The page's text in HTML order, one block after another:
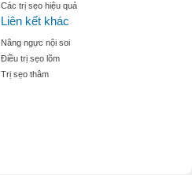
Các trị sẹo hiệu quả
Liên kết khác
Nâng ngực nội soi
Điều trị sẹo lõm
Trị sẹo thâm